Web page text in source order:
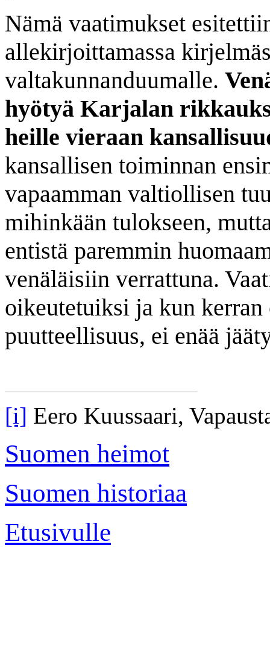
Nämä vaatimukset
allekirjoittamassa
valtakunnanduumalle.
hyötyä Karjalan
heille vieraan
kansallisen toiminnan
vapaamman valtiollisen
mihinkään tulokseen,
entistä paremmin
venäläisiin verrattuna.
oikeutetuiksi ja kun
puutteellisuus, ei enää
[i] Eero Kuussaari,
Suomen heimot
Suomen historiaa
Etusivulle